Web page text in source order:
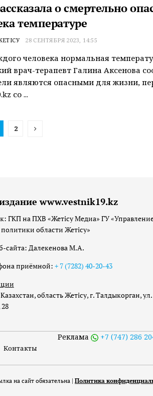
о смертельно
температуре
28 СЕНТЯБРЯ 2023, 14:55
человека нормальная
врач-терапевт Галина Аксенова
являются опасными для жизни,
со ...
2
www.vestnik19.kz
ГКП на ПХВ «Жетісу Медиа» ГУ
области Жетісу»
сайта: Далекенова М.А.
приёмной: + 7 (7282) 40-20-43
область Жетісу, г. Талдыкорган, ул.
Контакты
Реклама +7 (747) 286
на сайт обязательна | Политика